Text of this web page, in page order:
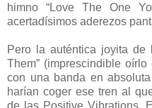
himno “Love The One
acertadísimos aderezos
Pero la auténtica joyita de
Them” (imprescindible
con una banda en
harían coger ese tren al
de las Positive Vibrations.